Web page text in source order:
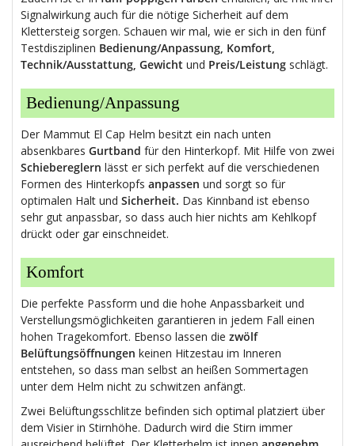
Signalwirkung auch für die nötige Sicherheit auf dem
Klettersteig sorgen. Schauen wir mal, wie er sich in den fünf
Testdisziplinen Bedienung/Anpassung, Komfort,
Technik/Ausstattung, Gewicht und Preis/Leistung schlägt.
Bedienung/Anpassung
Der Mammut El Cap Helm besitzt ein nach unten
absenkbares Gurtband für den Hinterkopf. Mit Hilfe von zwei
Schiebereglern lässt er sich perfekt auf die verschiedenen
Formen des Hinterkopfs anpassen und sorgt so für
optimalen Halt und Sicherheit. Das Kinnband ist ebenso
sehr gut anpassbar, so dass auch hier nichts am Kehlkopf
drückt oder gar einschneidet.
Komfort
Die perfekte Passform und die hohe Anpassbarkeit und
Verstellungsmöglichkeiten garantieren in jedem Fall einen
hohen Tragekomfort. Ebenso lassen die zwölf
Belüftungsöffnungen keinen Hitzestau im Inneren
entstehen, so dass man selbst an heißen Sommertagen
unter dem Helm nicht zu schwitzen anfängt.
Zwei Belüftungsschlitze befinden sich optimal platziert über
dem Visier in Stirnhöhe. Dadurch wird die Stirn immer